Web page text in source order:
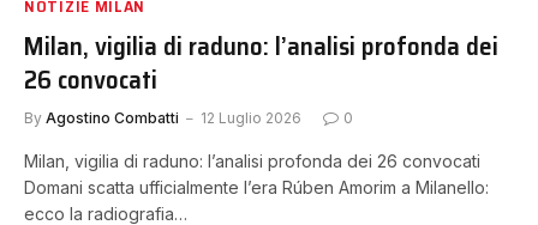
NOTIZIE MILAN
Milan, vigilia di raduno: l’analisi profonda dei
26 convocati
By Agostino Combatti 12 Luglio 2026 0
Milan, vigilia di raduno: l’analisi profonda dei 26 convocati
Domani scatta ufficialmente l’era Rúben Amorim a Milanello:
ecco la radiografia…